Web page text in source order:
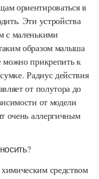
ориентироваться в
Эти устройства
с маленькими
образом малыша
можно прикрепить к
Радиус действия
от полутора до
от модели
очень аллергичным
средством